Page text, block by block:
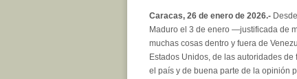
Caracas, 26 de enero de 2026.-
Maduro el 3 de enero —justificada de
muchas cosas dentro y fuera de
Estados Unidos, de las autoridades de
el país y de buena parte de la opinión